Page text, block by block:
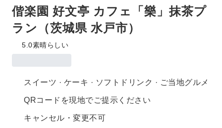
偕楽園 好文亭 カフェ「樂」抹茶プ
ラン（茨城県 水戸市）
5.0素晴らしい
スイーツ · ケーキ · ソフトドリンク · ご当地グルメ
QRコードを現地でご提示ください
キャンセル・変更不可